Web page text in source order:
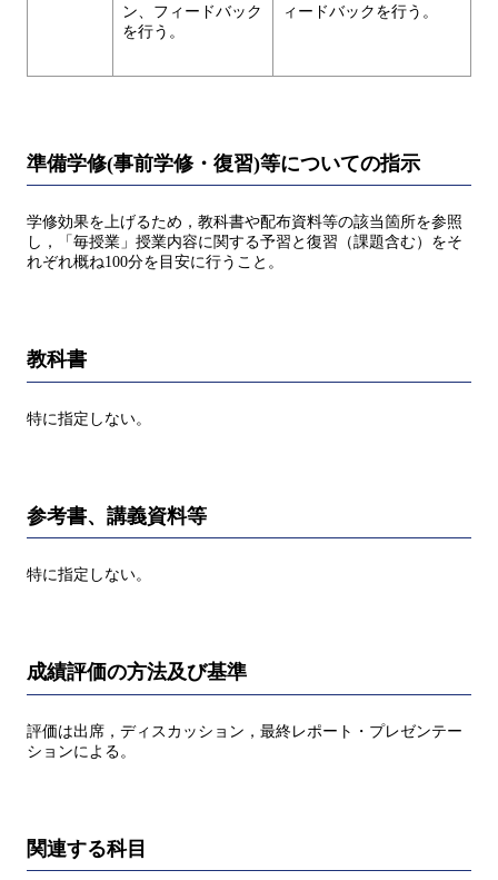
ン、フィードバック
を行う。
ィードバックを行う。
準備学修(事前学修・復習)等についての指示
学修効果を上げるため，教科書や配布資料等の該当箇所を参照
し，「毎授業」授業内容に関する予習と復習（課題含む）をそ
れぞれ概ね100分を目安に行うこと。
教科書
特に指定しない。
参考書、講義資料等
特に指定しない。
成績評価の方法及び基準
評価は出席，ディスカッション，最終レポート・プレゼンテー
ションによる。
関連する科目